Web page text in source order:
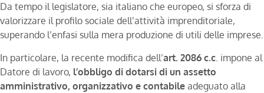
Da tempo il legislatore, sia italiano che europeo, si sforza di
valorizzare il profilo sociale dell’attività imprenditoriale,
superando l’enfasi sulla mera produzione di utili delle imprese.
In particolare, la recente modifica dell’art. 2086 c.c . impone al
Datore di lavoro, l’obbligo di dotarsi di un assetto
amministrativo, organizzativo e contabile adeguato alla